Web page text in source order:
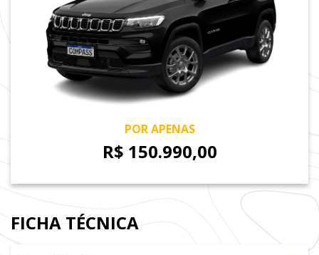
POR APENAS
R$ 150.990,00
FICHA TÉCNICA